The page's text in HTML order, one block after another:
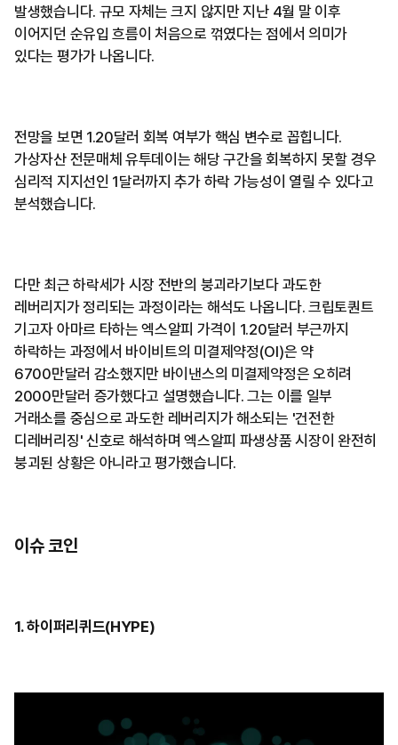
발생했습니다. 규모 자체는 크지 않지만 지난 4월 말 이후
이어지던 순유입 흐름이 처음으로 꺾였다는 점에서 의미가
있다는 평가가 나옵니다.
전망을 보면 1.20달러 회복 여부가 핵심 변수로 꼽힙니다.
가상자산 전문매체 유투데이는 해당 구간을 회복하지 못할 경우
심리적 지지선인 1달러까지 추가 하락 가능성이 열릴 수 있다고
분석했습니다.
다만 최근 하락세가 시장 전반의 붕괴라기보다 과도한
레버리지가 정리되는 과정이라는 해석도 나옵니다. 크립토퀀트
기고자 아마르 타하는 엑스알피 가격이 1.20달러 부근까지
하락하는 과정에서 바이비트의 미결제약정(OI)은 약
6700만달러 감소했지만 바이낸스의 미결제약정은 오히려
2000만달러 증가했다고 설명했습니다. 그는 이를 일부
거래소를 중심으로 과도한 레버리지가 해소되는 '건전한
디레버리징' 신호로 해석하며 엑스알피 파생상품 시장이 완전히
붕괴된 상황은 아니라고 평가했습니다.
이슈 코인
1. 하이퍼리퀴드(HYPE)